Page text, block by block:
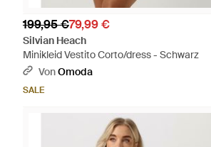
199,95 €79,99 €
Silvian Heach
Minikleid Vestito Corto/dress - Schwarz
VonOmoda
SALE